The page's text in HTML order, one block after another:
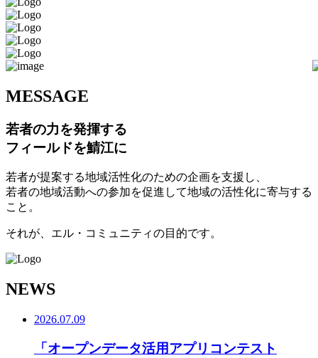
MESSAGE
若者の力を発揮する
フィールドを鯖江に
若者が提案する地域活性化のための企画を支援し、
若者の地域活動への参加を促進して地域の活性化に寄与する
こと。
それが、エル・コミュニティの目的です。
NEWS
2026.07.09
「オープンデータ活用アプリコンテスト